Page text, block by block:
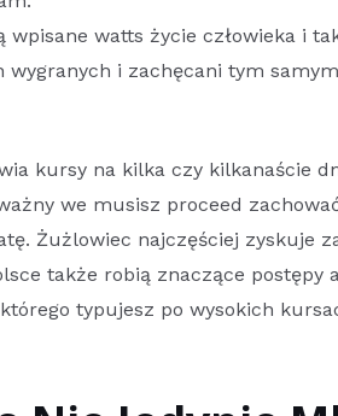
watts życie człowieka i
i zachęcani tym
kursy na kilka czy kilkanaście
we musisz proceed
Żużlowiec najczęściej zyskuje
także robią znaczące
typujesz po wysokich